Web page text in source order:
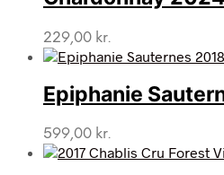
229,00 kr.
Epiphanie
599,00 kr.